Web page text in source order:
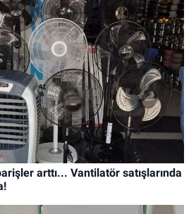
arttı... Vantilatör satışlarında